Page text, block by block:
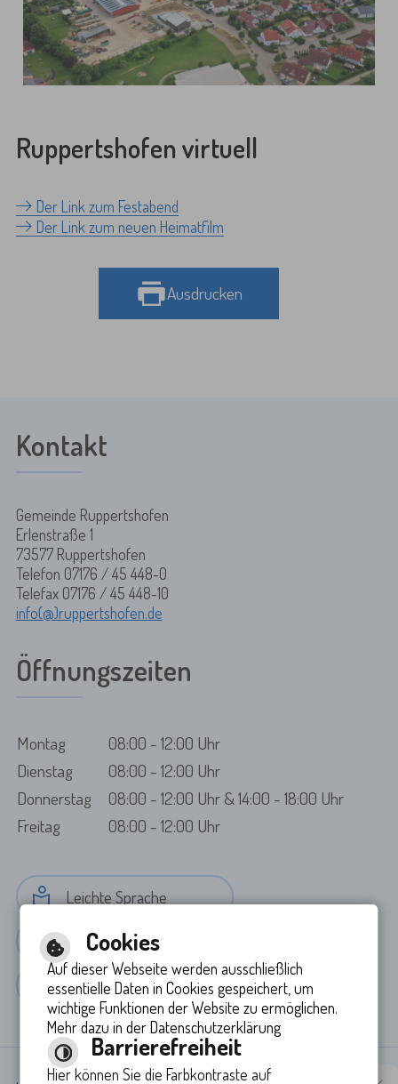
Ruppertshofen virtuell
Der Link zum Festabend
Der Link zum neuen Heimatfilm
Ausdrucken
Kontakt
Gemeinde Ruppertshofen
Erlenstraße 1
73577 Ruppertshofen
Telefon 07176 / 45 448-0
Telefax 07176 / 45 448-10
info(@)ruppertshofen.de
Öffnungszeiten
Montag
08:00 - 12:00 Uhr
Dienstag
08:00 - 12:00 Uhr
Donnerstag
08:00 - 12:00 Uhr & 14:00 - 18:00 Uhr
Freitag
08:00 - 12:00 Uhr
Leichte Sprache
Gebärdensprache
Barrierefreie Ansicht
Cookies
Auf dieser Webseite werden ausschließlich
essentielle Daten in Cookies gespeichert, um
wichtige Funktionen der Website zu ermöglichen.
Mehr dazu in der Datenschutzerklärung
Barrierefreiheit
Hier können Sie die Farbkontraste auf